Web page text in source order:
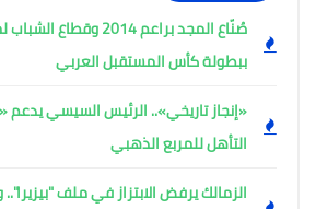
صُنّاع المجد براعم 2014
ببطولة كأس المستقبل العربي
«إنجاز تاريخي».. الرئيس السيسي يدعم
التأهل للمربع الذهبي
الزمالك يرفض الابتزاز في ملف